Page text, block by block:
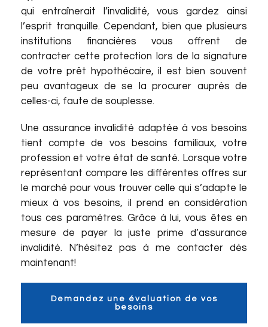
qui entraînerait l’invalidité, vous gardez ainsi
l’esprit tranquille. Cependant, bien que plusieurs
institutions financières vous offrent de
contracter cette protection lors de la signature
de votre prêt hypothécaire, il est bien souvent
peu avantageux de se la procurer auprès de
celles-ci, faute de souplesse.
Une assurance invalidité adaptée à vos besoins
tient compte de vos besoins familiaux, votre
profession et votre état de santé. Lorsque votre
représentant compare les différentes offres sur
le marché pour vous trouver celle qui s’adapte le
mieux à vos besoins, il prend en considération
tous ces paramètres. Grâce à lui, vous êtes en
mesure de payer la juste prime d’assurance
invalidité. N’hésitez pas à me contacter dès
maintenant!
Demandez une évaluation de vos
besoins